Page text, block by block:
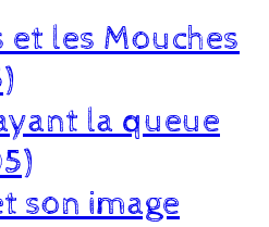
et les Mouches
la queue
son image